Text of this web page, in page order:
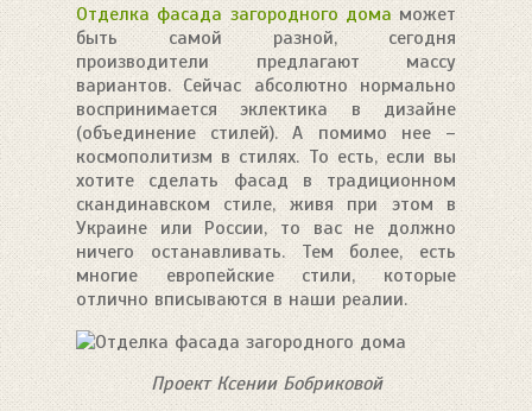
Отделка фасада загородного дома может
быть самой разной, сегодня
производители предлагают массу
вариантов. Сейчас абсолютно нормально
воспринимается эклектика в дизайне
(объединение стилей). А помимо нее –
космополитизм в стилях. То есть, если вы
хотите сделать фасад в традиционном
скандинавском стиле, живя при этом в
Украине или России, то вас не должно
ничего останавливать. Тем более, есть
многие европейские стили, которые
отлично вписываются в наши реалии.
Проект Ксении Бобриковой